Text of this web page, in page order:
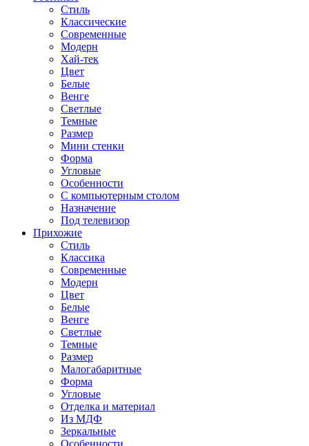
Стиль
Классические
Современные
Модерн
Хай-тек
Цвет
Белые
Венге
Светлые
Темные
Размер
Мини стенки
Форма
Угловые
Особенности
С компьютерным столом
Назначение
Под телевизор
Прихожие
Стиль
Классика
Современные
Модерн
Цвет
Белые
Венге
Светлые
Темные
Размер
Малогабаритные
Форма
Угловые
Отделка и материал
Из МДФ
Зеркальные
Особенности